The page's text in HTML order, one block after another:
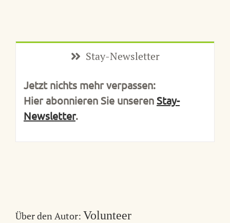
Stay-Newsletter
Jetzt nichts mehr verpassen:
Hier abonnieren Sie unseren Stay-
Newsletter.
Über den Autor: Volunteer